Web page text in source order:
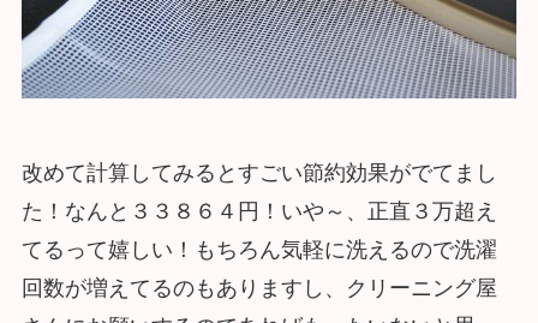
改めて計算してみるとすごい節約効果がでてまし
た！なんと３３８６４円！いや～、正直３万超え
てるって嬉しい！もちろん気軽に洗えるので洗濯
回数が増えてるのもありますし、クリーニング屋